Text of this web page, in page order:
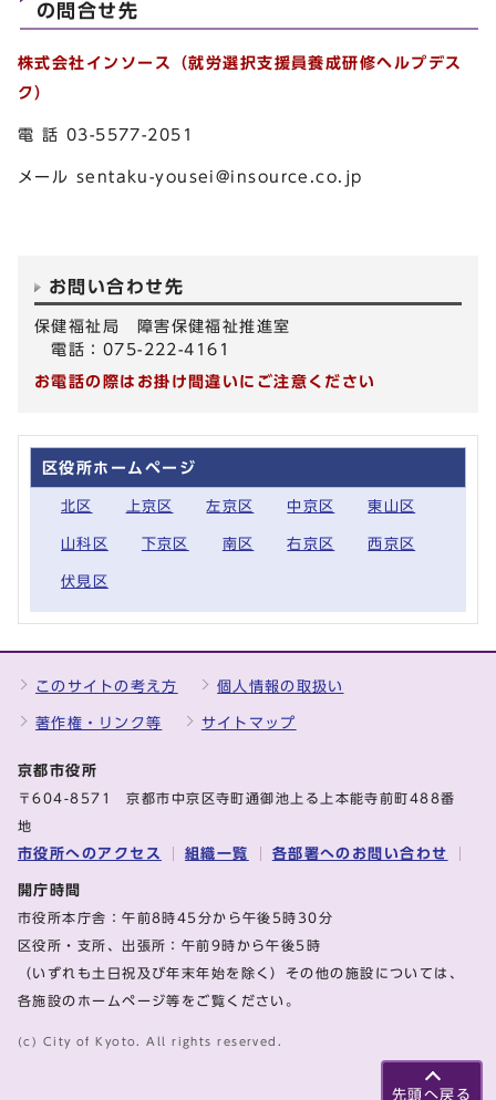
の問合せ先
株式会社インソース（就労選択支援員養成研修ヘルプデス
ク）
電 話 03-5577-2051
メール sentaku-yousei@insource.co.jp
お問い合わせ先
保健福祉局 障害保健福祉推進室
電話：075-222-4161
お電話の際はお掛け間違いにご注意ください
区役所ホームページ
北区 上京区 左京区 中京区 東山区
山科区 下京区 南区 右京区 西京区
伏見区
先頭へ戻る
このサイトの考え方 個人情報の取扱い
著作権・リンク等 サイトマップ
京都市役所
〒604-8571 京都市中京区寺町通御池上る上本能寺前町488番
地
市役所へのアクセス 組織一覧 各部署へのお問い合わせ
開庁時間
市役所本庁舎：午前8時45分から午後5時30分
区役所・支所、出張所：午前9時から午後5時
（いずれも土日祝及び年末年始を除く）その他の施設については、
各施設のホームページ等をご覧ください。
(c) City of Kyoto. All rights reserved.